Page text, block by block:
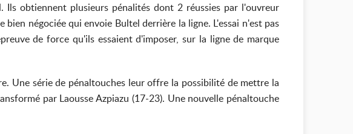
obtiennent plusieurs pénalités dont 2 réussies par l'ouvreur
négociée qui envoie Bultel derrière la ligne. L'essai n'est pas
de force qu'ils essaient d'imposer, sur la ligne de marque
Une série de pénaltouches leur offre la possibilité de mettre la
par Laousse Azpiazu (17-23). Une nouvelle pénaltouche